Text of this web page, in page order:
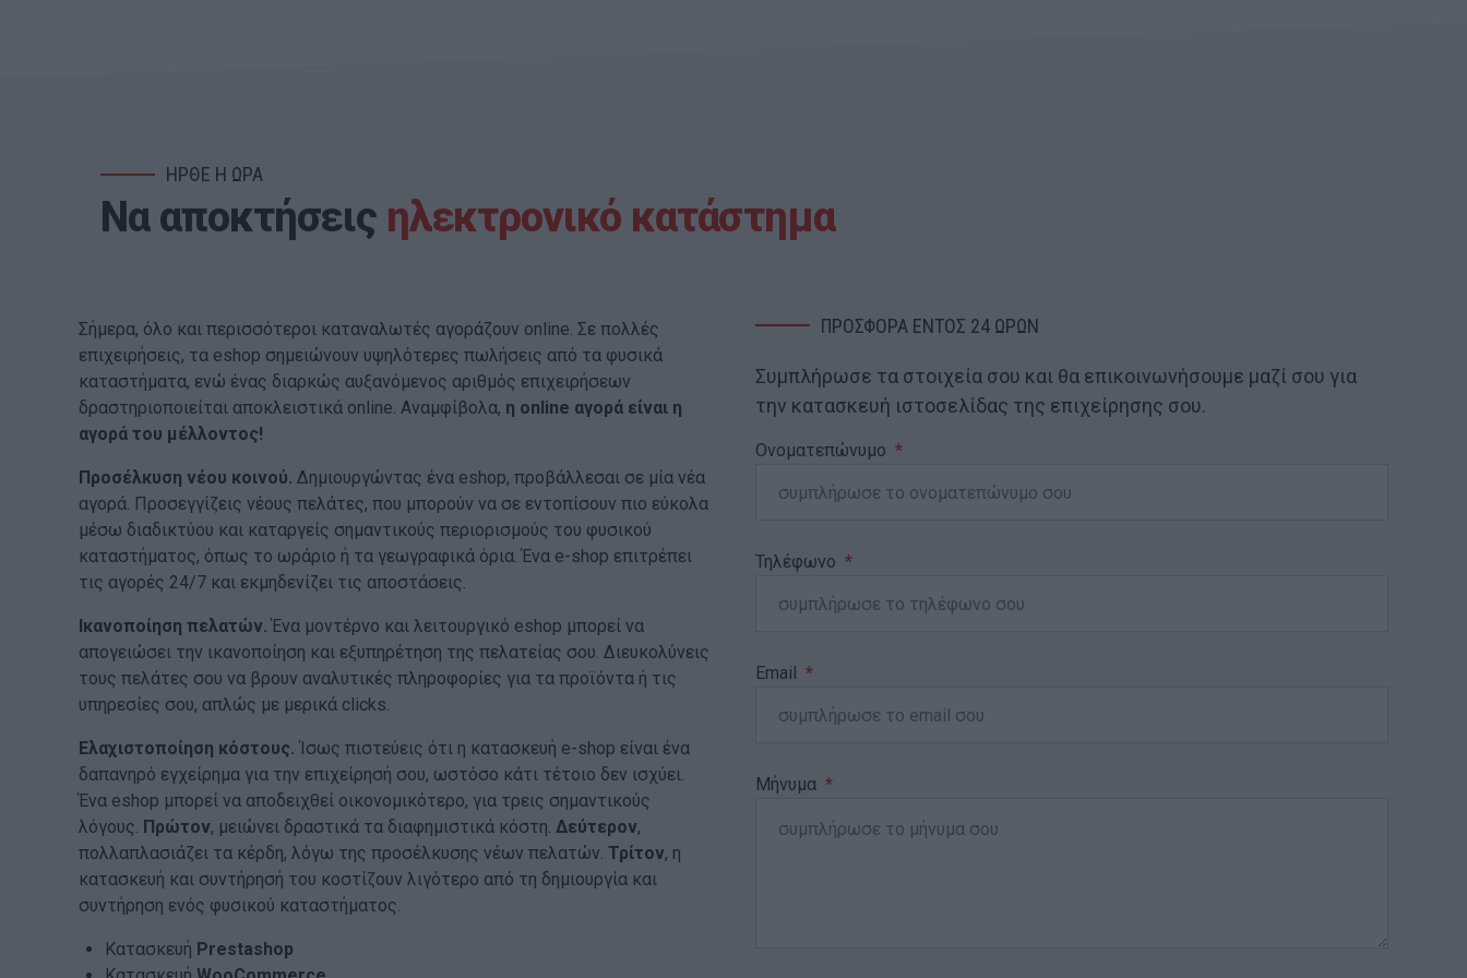
ΗΡΘΕ Η ΩΡΑ
Να αποκτήσεις ηλεκτρονικό κατάστημα
Σήμερα, όλο και περισσότεροι καταναλωτές αγοράζουν online. Σε πολλές
επιχειρήσεις, τα eshop σημειώνουν υψηλότερες πωλήσεις από τα φυσικά
καταστήματα, ενώ ένας διαρκώς αυξανόμενος αριθμός επιχειρήσεων
δραστηριοποιείται αποκλειστικά online. Αναμφίβολα, η online αγορά είναι η
αγορά του μέλλοντος!
Προσέλκυση νέου κοινού. Δημιουργώντας ένα eshop, προβάλλεσαι σε μία νέα
αγορά. Προσεγγίζεις νέους πελάτες, που μπορούν να σε εντοπίσουν πιο εύκολα
μέσω διαδικτύου και καταργείς σημαντικούς περιορισμούς του φυσικού
καταστήματος, όπως το ωράριο ή τα γεωγραφικά όρια. Ένα e-shop επιτρέπει
τις αγορές 24/7 και εκμηδενίζει τις αποστάσεις.
Ικανοποίηση πελατών. Ένα μοντέρνο και λειτουργικό eshop μπορεί να
απογειώσει την ικανοποίηση και εξυπηρέτηση της πελατείας σου. Διευκολύνεις
τους πελάτες σου να βρουν αναλυτικές πληροφορίες για τα προϊόντα ή τις
υπηρεσίες σου, απλώς με μερικά clicks.
Ελαχιστοποίηση κόστους. Ίσως πιστεύεις ότι η κατασκευή e-shop είναι ένα
δαπανηρό εγχείρημα για την επιχείρησή σου, ωστόσο κάτι τέτοιο δεν ισχύει.
Ένα eshop μπορεί να αποδειχθεί οικονομικότερο, για τρεις σημαντικούς
λόγους. Πρώτον, μειώνει δραστικά τα διαφημιστικά κόστη. Δεύτερον,
πολλαπλασιάζει τα κέρδη, λόγω της προσέλκυσης νέων πελατών. Τρίτον, η
κατασκευή και συντήρησή του κοστίζουν λιγότερο από τη δημιουργία και
συντήρηση ενός φυσικού καταστήματος.
Κατασκευή Prestashop
ΠΡΟΣΦΟΡΑ ΕΝΤΟΣ 24 ΩΡΩΝ
Συμπλήρωσε τα στοιχεία σου και θα επικοινωνήσουμε μαζί σου για
την κατασκευή ιστοσελίδας της επιχείρησης σου.
Ονοματεπώνυμο
Τηλέφωνο
Email
Μήνυμα